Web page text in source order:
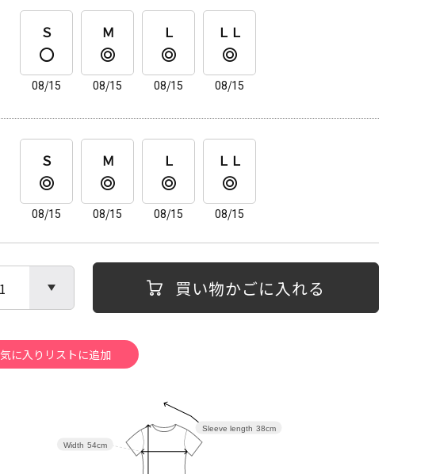
Ｓ
08/15
Ｍ
08/15
Ｌ
08/15
ＬＬ
08/15
Ｓ
08/15
Ｍ
08/15
Ｌ
08/15
ＬＬ
08/15
買い物かごに入れる
Sleeve length 38cm
Width 54cm